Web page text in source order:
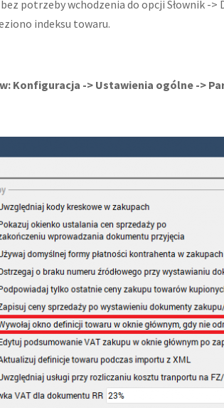
potrzeby wchodzenia do opcji Słownik -
indeksu towaru.
Konfiguracja -> Ustawienia ogólne ->